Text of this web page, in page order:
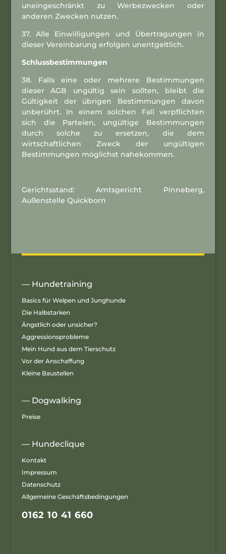
uneingeschränkt zu Werbezwecken oder
anderen Zwecken nutzen.
37. Alle Einwilligungen und Übertragungen in
dieser Vereinbarung erfolgen unentgeltlich.
Schlussbestimmungen
38. Falls eine oder mehrere Bestimmungen
dieser AGB ungültig sein sollten, bleibt die
Gültigkeit der übrigen Bestimmungen davon
unberührt. In einem solchen Fall verpflichten
sich die Parteien, ungültige Bestimmungen
durch solche zu ersetzen, die dem
wirtschaftlichen Zweck der ungültigen
Bestimmungen möglichst nahekommen.
Gerichtsstand: Amtsgericht Pinneberg,
Außenstelle Quickborn
— Hundetraining
Basics für Welpen und Junghunde
Die Halbstarken
Ängstlich oder unsicher?
Aggressionsprobleme
Mein Hund aus dem Tierschutz
Vor der Anschaffung
Kleine Baustellen
— Dogwalking
Preise
— Hundeclique
Kontakt
Impressum
Datenschutz
Allgemeine Geschäftsbedingungen
0162 10 41 660